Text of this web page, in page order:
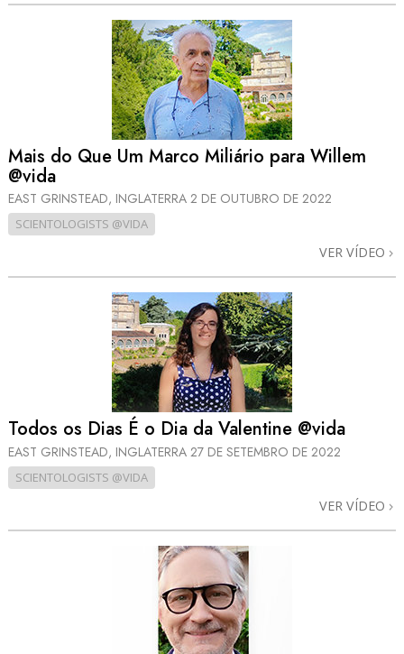
Mais do Que Um Marco Miliário para Willem
@vida
EAST GRINSTEAD, INGLATERRA 2 DE OUTUBRO DE 2022
SCIENTOLOGISTS @VIDA
VER VÍDEO
Todos os Dias É o Dia da Valentine @vida
EAST GRINSTEAD, INGLATERRA 27 DE SETEMBRO DE 2022
SCIENTOLOGISTS @VIDA
VER VÍDEO